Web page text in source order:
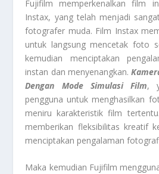
Fujifilm memperkenalkan film
Instax, yang telah menjadi
fotografer muda. Film Instax
untuk langsung mencetak foto
kemudian menciptakan
instan dan menyenangkan.
Dengan Mode Simulasi Film,
pengguna untuk menghasilkan
meniru karakteristik film
memberikan fleksibilitas kreatif
menciptakan pengalaman
Maka kemudian Fujifilm